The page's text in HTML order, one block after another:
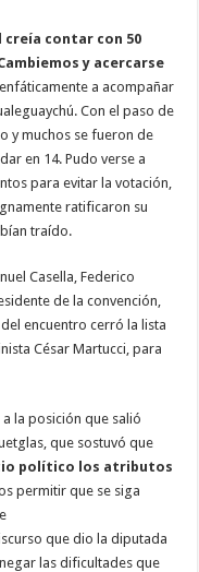
contar con 50
y acercarse
a acompañar
Con el paso de
y muchos se fueron de
en 14. Pudo verse a
para evitar la votación,
ratificaron su
traído.
Casella, Federico
de la convención,
encuentro cerró la lista
César Martucci, para
la posición que salió
que sostuvó que
político los atributos
permitir que se siga
que dio la diputada
las dificultades que